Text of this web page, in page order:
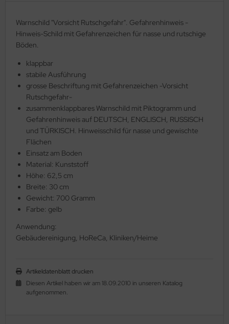
Warnschild "Vorsicht Rutschgefahr". Gefahrenhinweis -
Hinweis-Schild mit Gefahrenzeichen für nasse und rutschige
Böden.
klappbar
stabile Ausführung
grosse Beschriftung mit Gefahrenzeichen -Vorsicht
Rutschgefahr-
zusammenklappbares Warnschild mit Piktogramm und
Gefahrenhinweis auf DEUTSCH, ENGLISCH, RUSSISCH
und TÜRKISCH. Hinweisschild für nasse und gewischte
Flächen
Einsatz am Boden
Material: Kunststoff
Höhe: 62,5 cm
Breite: 30 cm
Gewicht: 700 Gramm
Farbe: gelb
Anwendung:
Gebäudereinigung, HoReCa, Kliniken/Heime
Artikeldatenblatt drucken
Diesen Artikel haben wir am 18.09.2010 in unseren Katalog
aufgenommen.